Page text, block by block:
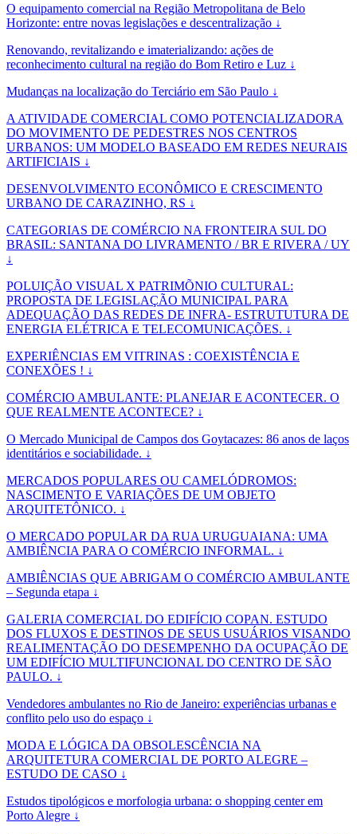
O equipamento comercial na Região Metropolitana de Belo
Horizonte: entre novas legislações e descentralização ↓
Renovando, revitalizando e imaterializando: ações de
reconhecimento cultural na região do Bom Retiro e Luz ↓
Mudanças na localização do Terciário em São Paulo ↓
A ATIVIDADE COMERCIAL COMO POTENCIALIZADORA
DO MOVIMENTO DE PEDESTRES NOS CENTROS
URBANOS: UM MODELO BASEADO EM REDES NEURAIS
ARTIFICIAIS ↓
DESENVOLVIMENTO ECONÔMICO E CRESCIMENTO
URBANO DE CARAZINHO, RS ↓
CATEGORIAS DE COMÉRCIO NA FRONTEIRA SUL DO
BRASIL: SANTANA DO LIVRAMENTO / BR E RIVERA / UY
↓
POLUIÇÃO VISUAL X PATRIMÕNIO CULTURAL:
PROPOSTA DE LEGISLAÇÃO MUNICIPAL PARA
ADEQUAÇÃO DAS REDES DE INFRA- ESTRUTUTURA DE
ENERGIA ELÉTRICA E TELECOMUNICAÇÕES. ↓
EXPERIÊNCIAS EM VITRINAS : COEXISTÊNCIA E
CONEXÕES ! ↓
COMÉRCIO AMBULANTE: PLANEJAR E ACONTECER. O
QUE REALMENTE ACONTECE? ↓
O Mercado Municipal de Campos dos Goytacazes: 86 anos de laços
identitários e sociabilidade. ↓
MERCADOS POPULARES OU CAMELÓDROMOS:
NASCIMENTO E VARIAÇÕES DE UM OBJETO
ARQUITETÔNICO. ↓
O MERCADO POPULAR DA RUA URUGUAIANA: UMA
AMBIÊNCIA PARA O COMÉRCIO INFORMAL. ↓
AMBIÊNCIAS QUE ABRIGAM O COMÉRCIO AMBULANTE
– Segunda etapa ↓
GALERIA COMERCIAL DO EDIFÍCIO COPAN. ESTUDO
DOS FLUXOS E DESTINOS DE SEUS USUÁRIOS VISANDO
REALIMENTAÇÃO DO DESEMPENHO DA OCUPAÇÃO DE
UM EDIFÍCIO MULTIFUNCIONAL DO CENTRO DE SÃO
PAULO. ↓
Vendedores ambulantes no Rio de Janeiro: experiências urbanas e
conflito pelo uso do espaço ↓
MODA E LÓGICA DA OBSOLESCÊNCIA NA
ARQUITETURA COMERCIAL DE PORTO ALEGRE –
ESTUDO DE CASO ↓
Estudos tipológicos e morfologia urbana: o shopping center em
Porto Alegre ↓